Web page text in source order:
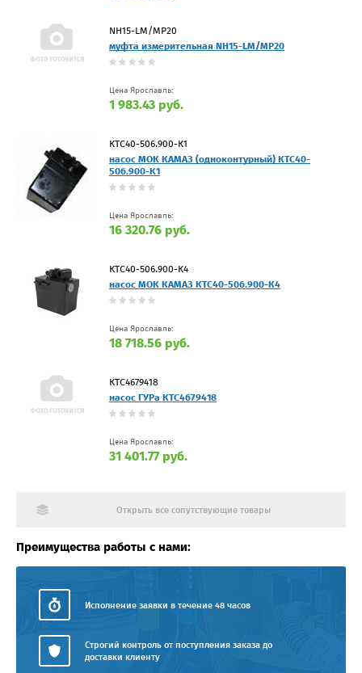
NH15-LM/MP20
муфта измерительная NH15-LM/MP20
Цена Ярославль:
1 983.43 руб.
КТС40-506.900-К1
насос МОК КАМАЗ (одноконтурный) КТС40-
506.900-К1
Цена Ярославль:
16 320.76 руб.
КТС40-506.900-К4
насос МОК КАМАЗ КТС40-506.900-К4
Цена Ярославль:
18 718.56 руб.
КТС4679418
насос ГУРа КТС4679418
Цена Ярославль:
31 401.77 руб.
Открыть все сопутствующие товары
Преимущества работы с нами:
Исполнение заявки в течение 48 часов
Строгий контроль от поступления заказа до
доставки клиенту